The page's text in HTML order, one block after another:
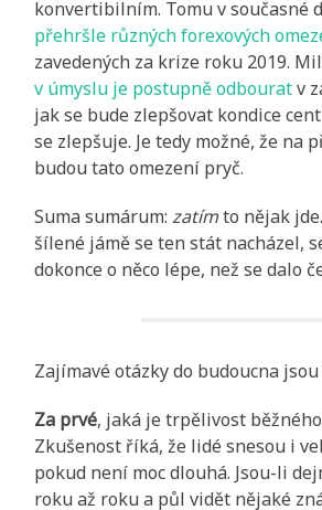
konvertibilním. Tomu v současné
přehršle různých forexových
zavedených za krize roku 2019.
v úmyslu je postupně odbouratv
jak se bude zlepšovat kondice
se zlepšuje. Je tedy možné, že na
budou tato omezení pryč.
Suma sumárum:zatímto nějak
šílené jámě se ten stát nacházel,
dokonce o něco lépe, než se dalo
Zajímavé otázky do budoucna
Za prvé, jaká je trpělivost
Zkušenost říká, že lidé snesou i
pokud není moc dlouhá. Jsou-li
roku až roku a půl vidět nějaké